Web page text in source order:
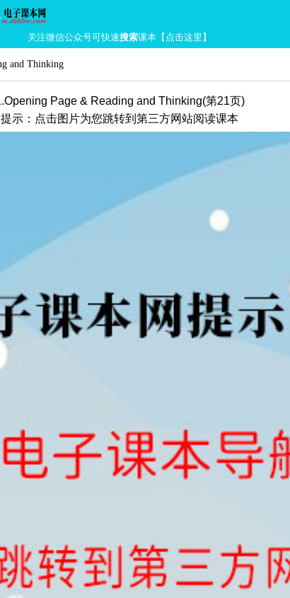
关注微信公众号可快速搜索课本【点击这里】
and Thinking
Page & Reading and Thinking(第21页)
提示：点击图片为您跳转到第三方网站阅读课本